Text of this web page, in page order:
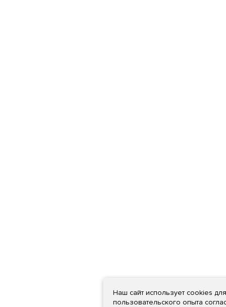
Наш сайт использует cookies
пользовательского опыта